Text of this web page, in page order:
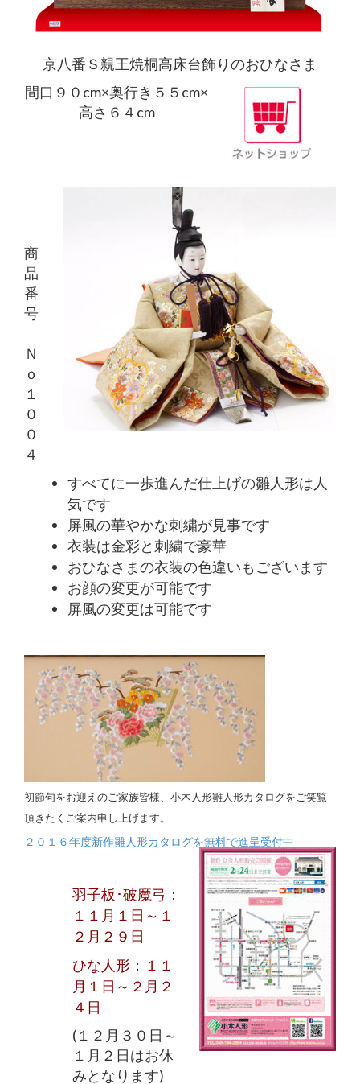
京八番Ｓ親王焼桐高床台飾りのおひなさま
間口９０cm×奥行き５５cm×
高さ６４cm
商
品
番
号
Ｎ
ｏ
１
０
０
４
すべてに一歩進んだ仕上げの雛人形は人
気です
屏風の華やかな刺繍が見事です
衣装は金彩と刺繍で豪華
おひなさまの衣装の色違いもございます
お顔の変更が可能です
屏風の変更は可能です
初節句をお迎えのご家族皆様、小木人形雛人形カタログをご笑覧
頂きたくご案内申し上げます。
２０１６年度新作雛人形カタログを無料で進呈受付中
羽子板･破魔弓：
１１月１日～１
２月２９日
ひな人形：１１
月１日～２月２
４日
(１２月３０日～
１月２日はお休
みとなります)